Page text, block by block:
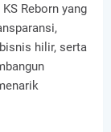
Reborn yang
hilir, serta